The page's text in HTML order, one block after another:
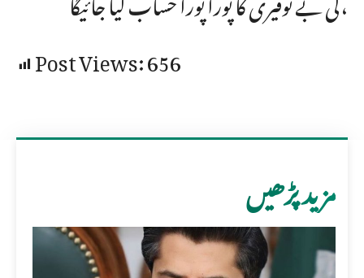
Post Views:656
مزید پڑھیں